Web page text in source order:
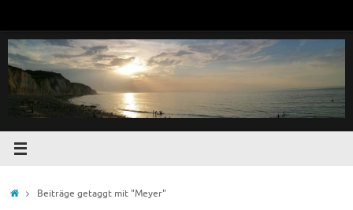
springen
Startseite
Beiträge getaggt mit "Meyer"